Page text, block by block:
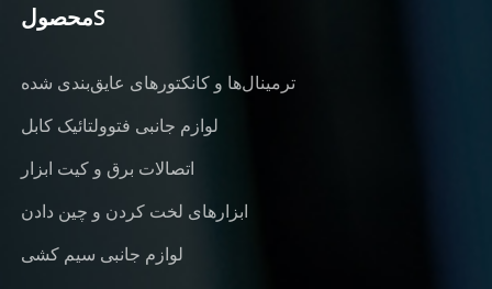
محصولS
ترمینال‌ها و کانکتورهای عایق‌بندی شده
لوازم جانبی فتوولتائیک کابل
اتصالات برق و کیت ابزار
ابزارهای لخت کردن و چین دادن
لوازم جانبی سیم کشی